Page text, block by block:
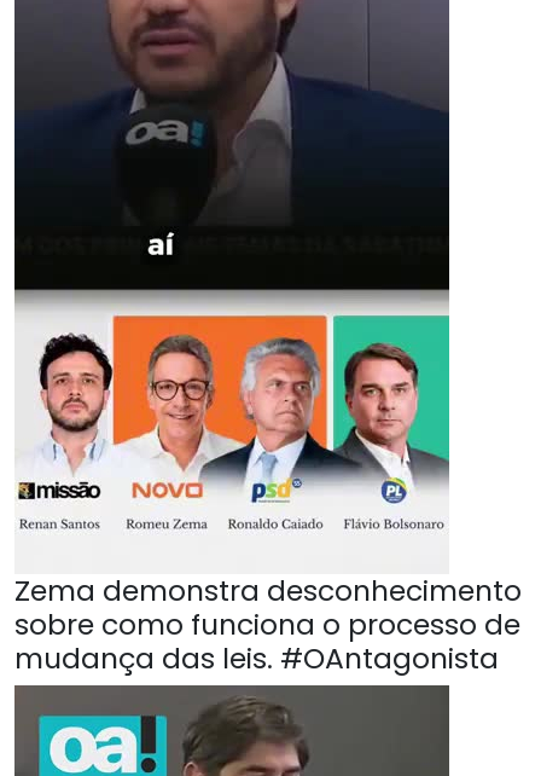
Zema demonstra desconhecimento
sobre como funciona o processo de
mudança das leis. #OAntagonista